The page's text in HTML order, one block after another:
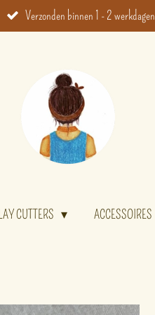
Verzonden binnen 1 - 2 werkdagen
CUTTERS ACCESSOIRES